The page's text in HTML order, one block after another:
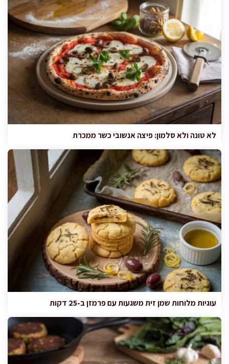
לא טונה ולא סלמון: פיצה אנשובי כשר ממכרת
עוגיות מלוחות שמן זית משגעות עם פרמזן ב-25 דקות